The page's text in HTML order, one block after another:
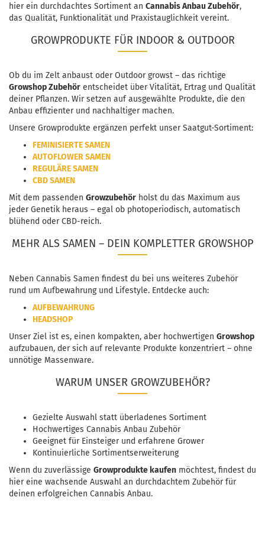
hier ein durchdachtes Sortiment an Cannabis Anbau Zubehör,
das Qualität, Funktionalität und Praxistauglichkeit vereint.
GROWPRODUKTE FÜR INDOOR & OUTDOOR
Ob du im Zelt anbaust oder Outdoor growst – das richtige
Growshop Zubehör entscheidet über Vitalität, Ertrag und Qualität
deiner Pflanzen. Wir setzen auf ausgewählte Produkte, die den
Anbau effizienter und nachhaltiger machen.
Unsere Growprodukte ergänzen perfekt unser Saatgut-Sortiment:
FEMINISIERTE SAMEN
AUTOFLOWER SAMEN
REGULÄRE SAMEN
CBD SAMEN
Mit dem passenden Growzubehör holst du das Maximum aus
jeder Genetik heraus – egal ob photoperiodisch, automatisch
blühend oder CBD-reich.
MEHR ALS SAMEN – DEIN KOMPLETTER GROWSHOP
Neben Cannabis Samen findest du bei uns weiteres Zubehör
rund um Aufbewahrung und Lifestyle. Entdecke auch:
AUFBEWAHRUNG
HEADSHOP
Unser Ziel ist es, einen kompakten, aber hochwertigen Growshop
aufzubauen, der sich auf relevante Produkte konzentriert – ohne
unnötige Massenware.
WARUM UNSER GROWZUBEHÖR?
Gezielte Auswahl statt überladenes Sortiment
Hochwertiges Cannabis Anbau Zubehör
Geeignet für Einsteiger und erfahrene Grower
Kontinuierliche Sortimentserweiterung
Wenn du zuverlässige Growprodukte kaufen möchtest, findest du
hier eine wachsende Auswahl an durchdachtem Zubehör für
deinen erfolgreichen Cannabis Anbau.